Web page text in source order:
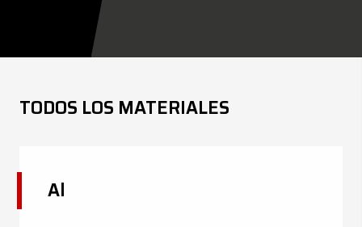
Servicios
Noticias
Contactos
TODOS LOS MATERIALES
Al